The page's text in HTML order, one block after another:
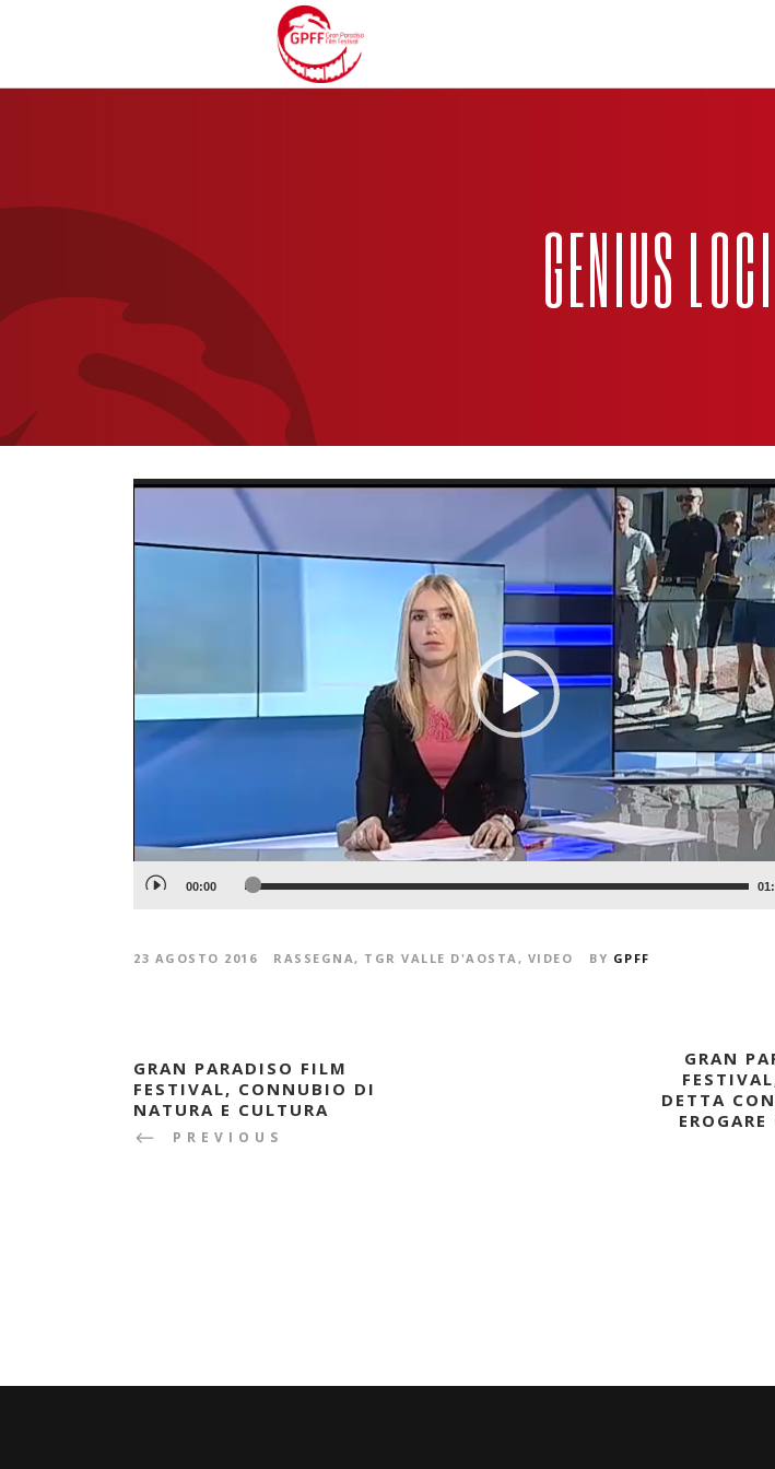
GENIUS
Video
00:00
23 AGOSTO 2016 RASSEGNA , TGR VALLE D'AOSTA , VIDEO BY GPFF
GRAN PARADISO FILM
FESTIVAL, CONNUBIO DI
NATURA E CULTURA
PREVIOUS
GRAN
DETTA